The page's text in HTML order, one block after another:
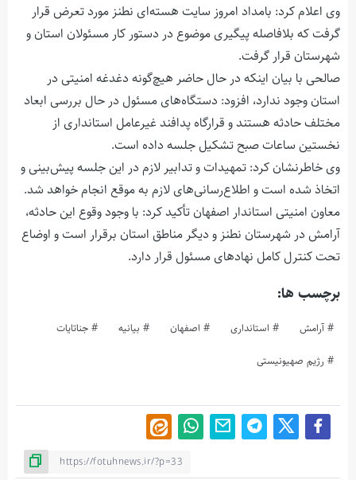
وی اعلام کرد: بامداد امروز سایت هسته‌ای نطنز مورد تعرض قرار
گرفت که بلافاصله پیگیری موضوع در دستور کار مسئولان استان و
شهرستان قرار گرفت.
صالحی با بیان اینکه در حال حاضر هیچ‌گونه دغدغه امنیتی در
استان وجود ندارد، افزود: دستگاه‌های مسئول در حال بررسی ابعاد
مختلف حادثه هستند و قرارگاه پدافند غیرعامل استانداری از
نخستین ساعات صبح تشکیل جلسه داده است.
وی خاطرنشان کرد: تمهیدات و تدابیر لازم در این جلسه پیش‌بینی و
اتخاذ شده است و اطلاع‌رسانی‌های لازم به موقع انجام خواهد شد.
معاون امنیتی استاندار اصفهان تأکید کرد: با وجود وقوع این حادثه،
آرامش در شهرستان نطنز و دیگر مناطق استان برقرار است و اوضاع
تحت کنترل کامل نهادهای مسئول قرار دارد.
برچسب ها:
آرامش استانداری اصفهان بیانیه جناتایات
رژیم صهیونیستی